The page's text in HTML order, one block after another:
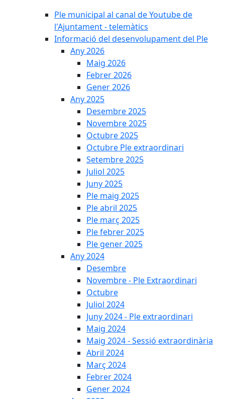
Ple municipal al canal de Youtube de
l'Ajuntament - telemàtics
Informació del desenvolupament del Ple
Any 2026
Maig 2026
Febrer 2026
Gener 2026
Any 2025
Desembre 2025
Novembre 2025
Octubre 2025
Octubre Ple extraordinari
Setembre 2025
Juliol 2025
Juny 2025
Ple maig 2025
Ple abril 2025
Ple març 2025
Ple febrer 2025
Ple gener 2025
Any 2024
Desembre
Novembre - Ple Extraordinari
Octubre
Juliol 2024
Juny 2024 - Ple extraordinari
Maig 2024
Maig 2024 - Sessió extraordinària
Abril 2024
Març 2024
Febrer 2024
Gener 2024